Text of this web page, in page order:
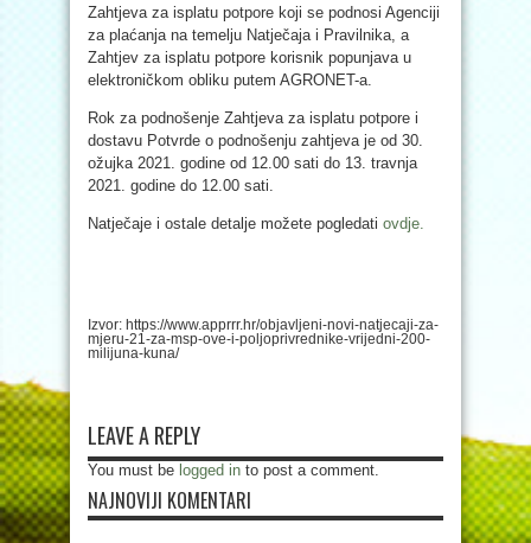
Zahtjeva za isplatu potpore koji se podnosi Agenciji
za plaćanja na temelju Natječaja i Pravilnika, a
Zahtjev za isplatu potpore korisnik popunjava u
elektroničkom obliku putem AGRONET-a.
Rok za podnošenje Zahtjeva za isplatu potpore i
dostavu Potvrde o podnošenju zahtjeva je od 30.
ožujka 2021. godine od 12.00 sati do 13. travnja
2021. godine do 12.00 sati.
Natječaje i ostale detalje možete pogledati ovdje.
Izvor: https://www.apprrr.hr/objavljeni-novi-natjecaji-za-
mjeru-21-za-msp-ove-i-poljoprivrednike-vrijedni-200-
milijuna-kuna/
LEAVE A REPLY
You must be logged in to post a comment.
NAJNOVIJI KOMENTARI